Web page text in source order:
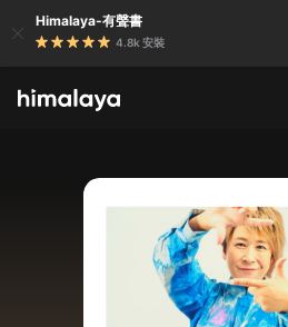
Himalaya-有聲書
4.8k 安裝